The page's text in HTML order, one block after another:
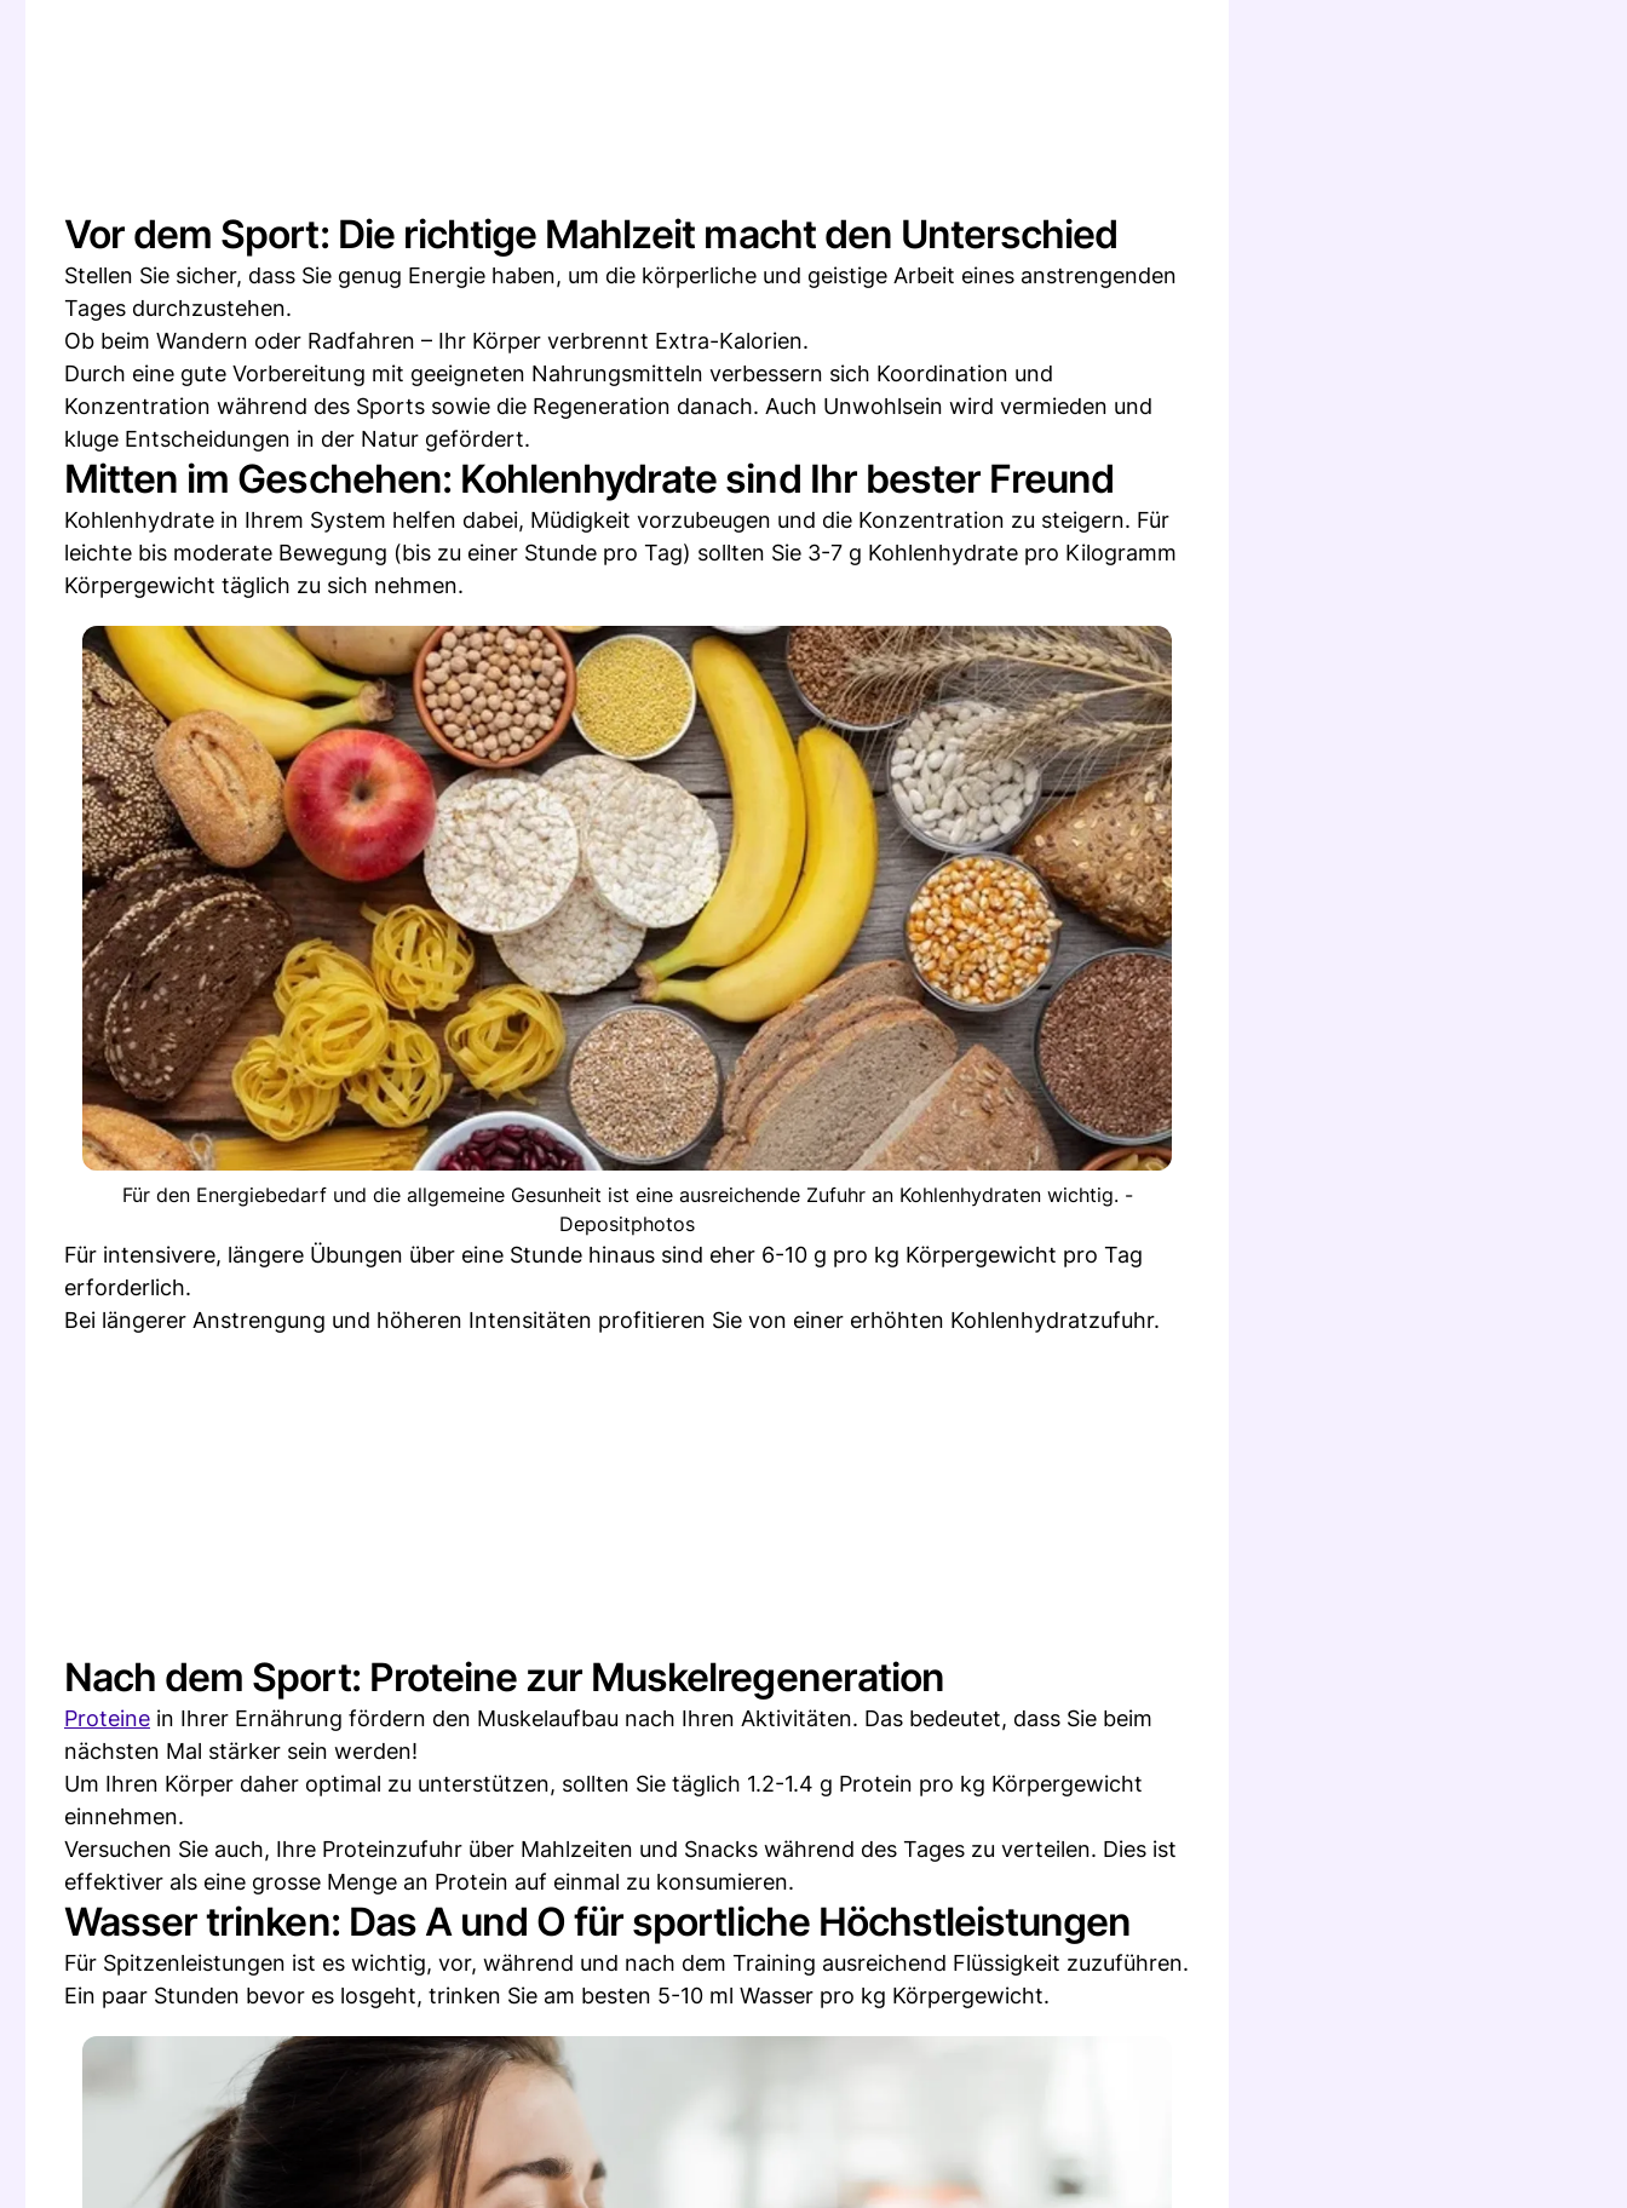
Vor dem Sport: Die richtige Mahlzeit macht den Unterschied
Stellen Sie sicher, dass Sie genug Energie haben, um die körperliche und geistige Arbeit eines anstrengenden
Tages durchzustehen.
Ob beim Wandern oder Radfahren – Ihr Körper verbrennt Extra-Kalorien.
Durch eine gute Vorbereitung mit geeigneten Nahrungsmitteln verbessern sich Koordination und
Konzentration während des Sports sowie die Regeneration danach. Auch Unwohlsein wird vermieden und
kluge Entscheidungen in der Natur gefördert.
Mitten im Geschehen: Kohlenhydrate sind Ihr bester Freund
Kohlenhydrate in Ihrem System helfen dabei, Müdigkeit vorzubeugen und die Konzentration zu steigern. Für
leichte bis moderate Bewegung (bis zu einer Stunde pro Tag) sollten Sie 3-7 g Kohlenhydrate pro Kilogramm
Körpergewicht täglich zu sich nehmen.
Für den Energiebedarf und die allgemeine Gesunheit ist eine ausreichende Zufuhr an Kohlenhydraten wichtig. -
Depositphotos
Für intensivere, längere Übungen über eine Stunde hinaus sind eher 6-10 g pro kg Körpergewicht pro Tag
erforderlich.
Bei längerer Anstrengung und höheren Intensitäten profitieren Sie von einer erhöhten Kohlenhydratzufuhr.
Nach dem Sport: Proteine zur Muskelregeneration
Proteine in Ihrer Ernährung fördern den Muskelaufbau nach Ihren Aktivitäten. Das bedeutet, dass Sie beim
nächsten Mal stärker sein werden!
Um Ihren Körper daher optimal zu unterstützen, sollten Sie täglich 1.2-1.4 g Protein pro kg Körpergewicht
einnehmen.
Versuchen Sie auch, Ihre Proteinzufuhr über Mahlzeiten und Snacks während des Tages zu verteilen. Dies ist
effektiver als eine grosse Menge an Protein auf einmal zu konsumieren.
Wasser trinken: Das A und O für sportliche Höchstleistungen
Für Spitzenleistungen ist es wichtig, vor, während und nach dem Training ausreichend Flüssigkeit zuzuführen.
Ein paar Stunden bevor es losgeht, trinken Sie am besten 5-10 ml Wasser pro kg Körpergewicht.